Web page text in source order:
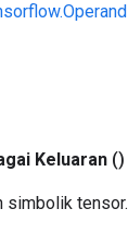
Keluaran ()
simbolik tensor.